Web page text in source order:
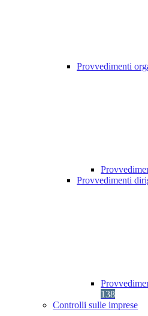
Provvedimenti
Provvedimenti
138
Controlli sulle imprese